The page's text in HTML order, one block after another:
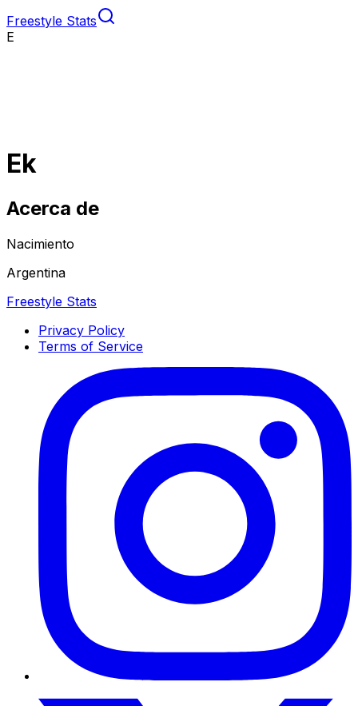
Freestyle Stats
E
Ek
Acerca de
Nacimiento
Argentina
Freestyle Stats
Privacy Policy
Terms of Service